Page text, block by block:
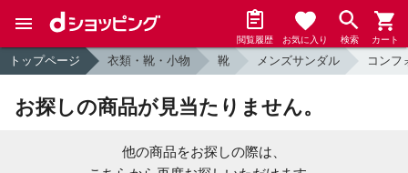
閲覧履歴 お気に入り 検索 カート
トップページ 衣類・靴・小物 靴 メンズサンダル コンフ
お探しの商品が見当たりません。
他の商品をお探しの際は、